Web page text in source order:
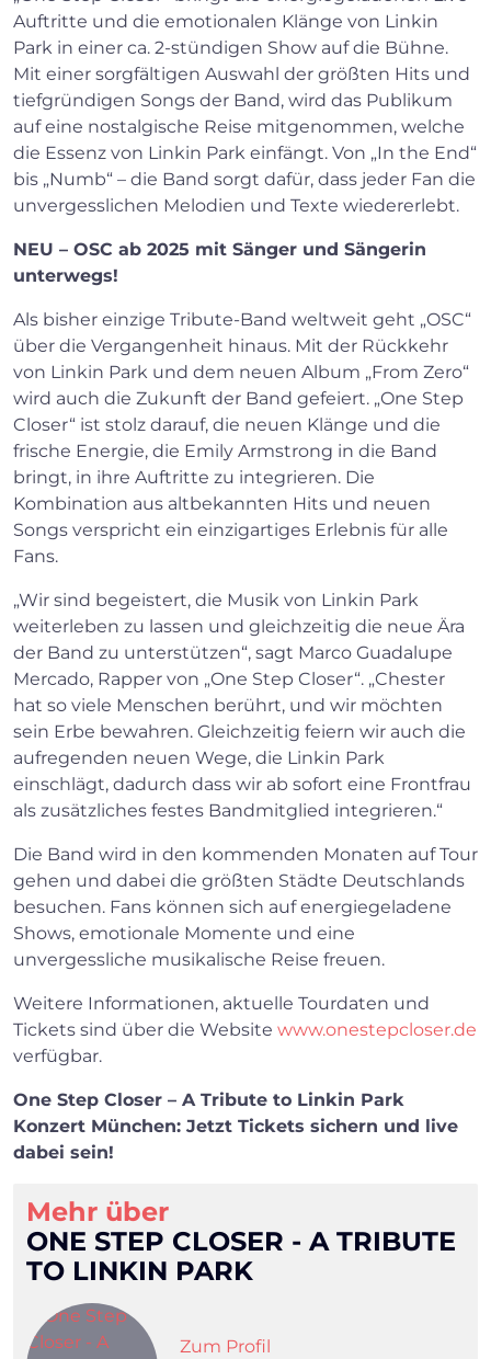
Auftritte und die emotionalen Klänge von Linkin
Park in einer ca. 2-stündigen Show auf die Bühne.
Mit einer sorgfältigen Auswahl der größten Hits und
tiefgründigen Songs der Band, wird das Publikum
auf eine nostalgische Reise mitgenommen, welche
die Essenz von Linkin Park einfängt. Von „In the End“
bis „Numb“ – die Band sorgt dafür, dass jeder Fan die
unvergesslichen Melodien und Texte wiedererlebt.
NEU – OSC ab 2025 mit Sänger und Sängerin
unterwegs!
Als bisher einzige Tribute-Band weltweit geht „OSC“
über die Vergangenheit hinaus. Mit der Rückkehr
von Linkin Park und dem neuen Album „From Zero“
wird auch die Zukunft der Band gefeiert. „One Step
Closer“ ist stolz darauf, die neuen Klänge und die
frische Energie, die Emily Armstrong in die Band
bringt, in ihre Auftritte zu integrieren. Die
Kombination aus altbekannten Hits und neuen
Songs verspricht ein einzigartiges Erlebnis für alle
Fans.
„Wir sind begeistert, die Musik von Linkin Park
weiterleben zu lassen und gleichzeitig die neue Ära
der Band zu unterstützen“, sagt Marco Guadalupe
Mercado, Rapper von „One Step Closer“. „Chester
hat so viele Menschen berührt, und wir möchten
sein Erbe bewahren. Gleichzeitig feiern wir auch die
aufregenden neuen Wege, die Linkin Park
einschlägt, dadurch dass wir ab sofort eine Frontfrau
als zusätzliches festes Bandmitglied integrieren.“
Die Band wird in den kommenden Monaten auf Tour
gehen und dabei die größten Städte Deutschlands
besuchen. Fans können sich auf energiegeladene
Shows, emotionale Momente und eine
unvergessliche musikalische Reise freuen.
Weitere Informationen, aktuelle Tourdaten und
Tickets sind über die Website www.onestepcloser.de
verfügbar.
One Step Closer – A Tribute to Linkin Park
Konzert München: Jetzt Tickets sichern und live
dabei sein!
Mehr über
ONE STEP CLOSER - A TRIBUTE
TO LINKIN PARK
Zum Profil